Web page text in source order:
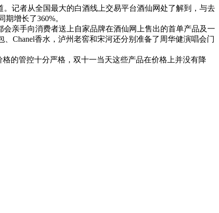
记者从全国最大的白酒线上交易平台酒仙网处了解到，与去
增长了360%。
亲手向消费者送上自家品牌在酒仙网上售出的首单产品及一
Chanel香水，泸州老窖和宋河还分别准备了周华健演唱会门
的管控十分严格，双十一当天这些产品在价格上并没有降